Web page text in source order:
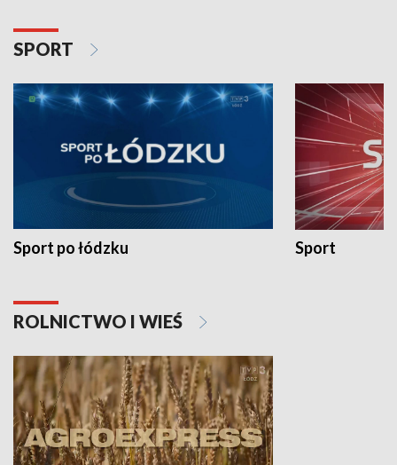
SPORT
Sport po łódzku Sport
ROLNICTWO I WIEŚ